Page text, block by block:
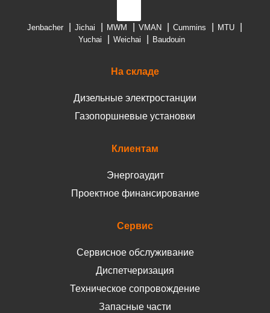
Jenbacher Jichai MWM VMAN Cummins
MTU
Yuchai
Weichai Baudouin
На складе
Дизельные электростанции
Газопоршневые установки
Клиентам
Энергоаудит
Проектное финансирование
Сервис
Сервисное обслуживание
Диспетчеризация
Техническое сопровождение
Запасные части